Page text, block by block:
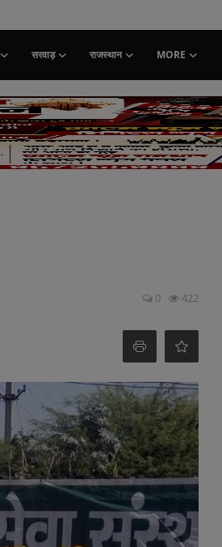
सरवाड़ राजस्थान MORE
0 422